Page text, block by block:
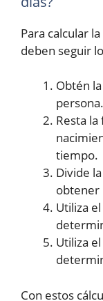
Para calcular
deben seguir
Obtén
persona.
Resta la
tiempo.
Divide
obtener
Utiliza
Utiliza
Con estos